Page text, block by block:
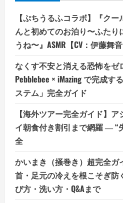
【ぷちうるふコラボ】『ク
んと初めてのお泊り〜ふたり
うね〜』ASMR【CV：伊藤舞
なくす不安と消える恐怖をゼ
Pebblebee × iMazing で完成
ステム」完全ガイド
【海外ツアー完全ガイド】
イ朝食付き割引まで網羅 ― “
全
かいまき（掻巻き）超完全ガ
首・足元の冷えを根こそぎ
び方・洗い方・Q&Aまで